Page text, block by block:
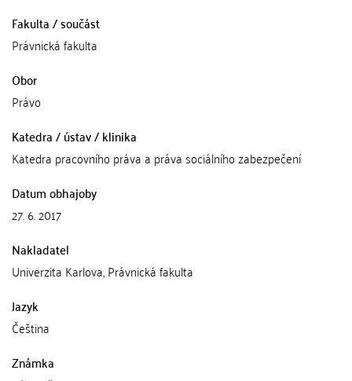
Fakulta / součást
Právnická fakulta
Obor
Právo
Katedra / ústav / klinika
Katedra pracovního práva a práva sociálního zabezpečení
Datum obhajoby
27. 6. 2017
Nakladatel
Univerzita Karlova, Právnická fakulta
Jazyk
Čeština
Známka